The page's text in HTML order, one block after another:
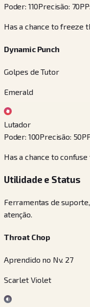
Poder: 110Precisão: 70PP:
Has a chance to freeze
Dynamic Punch
Golpes de Tutor
Emerald
Lutador
Poder: 100Precisão: 50
Has a chance to
Utilidade e Status
Ferramentas de
atenção.
Throat Chop
Aprendido no Nv. 27
Scarlet Violet